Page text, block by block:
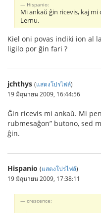
Hispanio:
Mi ankaŭ ĝin ricevis, kaj
Lernu.
Kiel oni povas indiki ion al
ligilo por ĝin fari ?
jchthys (แสดงโปรไฟล์)
19 มิถุนายน 2009, 16:44:56
Ĝin ricevis mi ankaŭ. Mi
rubmesaĝon” butono, sed
ĝin.
Hispanio (แสดงโปรไฟล์)
19 มิถุนายน 2009, 17:38:11
crescence: